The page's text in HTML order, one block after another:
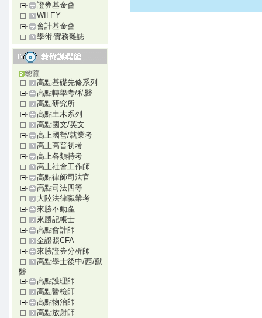
證券基金會
WILEY
會計基金會
學術‧實務雜誌
總覽
高點基礎先修系列
高點轉學考/私醫
高點研究所
高點土木系列
高點國文/英文
高上國營/就業考
高上高普初考
高上各類特考
高上社會工作師
高點律師司法官
高點司法四等
大陸法律職業考
來勝不動產
來勝記帳士
高點會計師
金證照CFA
來勝證券分析師
高點學士後中/西/獸
醫
高點護理師
高點醫檢師
高點物治師
高點放射師